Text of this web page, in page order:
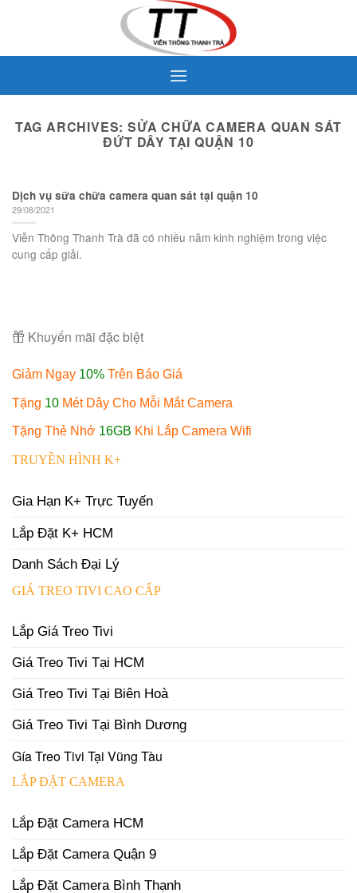
TAG ARCHIVES: SỬA CHỮA CAMERA QUAN SÁT
ĐỨT DÂY TẠI QUẬN 10
Dịch vụ sữa chữa camera quan sát tại quận 10
29/08/2021
Viễn Thông Thanh Trà đã có nhiều năm kinh nghiệm trong việc
cung cấp giải.
Khuyến mãi đặc biệt
Giảm Ngay 10% Trên Báo Giá
Tặng 10 Mét Dây Cho Mỗi Mắt Camera
Tặng Thẻ Nhớ 16GB Khi Lắp Camera Wifi
TRUYỀN HÌNH K+
Gia Hạn K+ Trực Tuyến
Lắp Đặt K+ HCM
Danh Sách Đại Lý
GIÁ TREO TIVI CAO CẤP
Lắp Giá Treo Tivi
Giá Treo Tivi Tại HCM
Giá Treo Tivi Tại Biên Hoà
Giá Treo Tivi Tại Bình Dương
Gía Treo Tivi Tại Vũng Tàu
LẮP ĐẶT CAMERA
Lắp Đặt Camera HCM
Lắp Đặt Camera Quận 9
Lắp Đặt Camera Bình Thạnh